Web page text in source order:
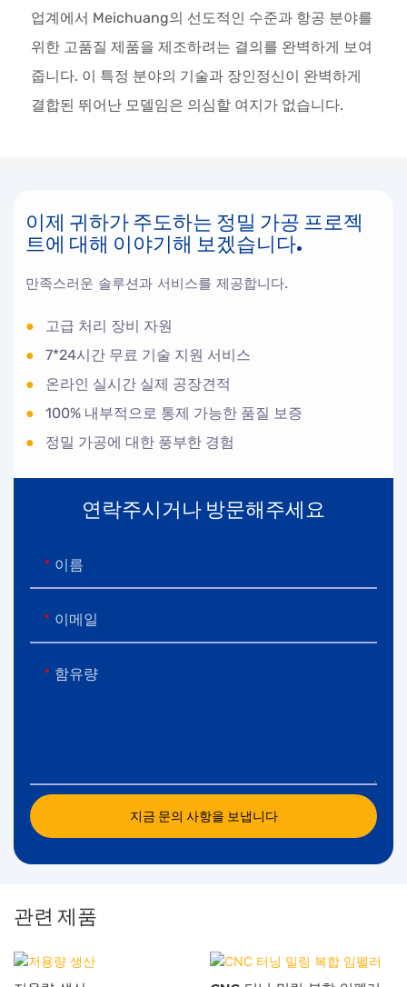
업계에서 Meichuang의 선도적인 수준과 항공 분야를
위한 고품질 제품을 제조하려는 결의를 완벽하게 보여
줍니다. 이 특정 분야의 기술과 장인정신이 완벽하게
결합된 뛰어난 모델임은 의심할 여지가 없습니다.
이제 귀하가 주도하는 정밀 가공 프로젝
트에 대해 이야기해 보겠습니다.
만족스러운 솔루션과 서비스를 제공합니다.
●
고급 처리 장비 자원
●
7*24시간 무료 기술 지원 서비스
●
온라인 실시간 실제 공장견적
●
100% 내부적으로 통제 가능한 품질 보증
●
정밀 가공에 대한 풍부한 경험
연락주시거나 방문해주세요
이름
이메일
함유량
지금 문의 사항을 보냅니다
관련 제품